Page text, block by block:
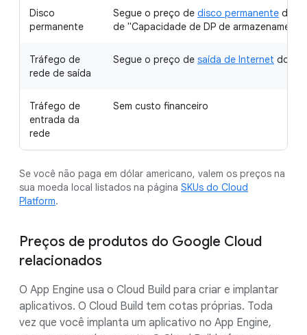
Disco
permanente
Segue o preço de disco permanente do
de "Capacidade de DP de
Tráfego de
rede de saída
Segue o preço de saída de Internet do
Tráfego de
entrada da
rede
Sem custo financeiro
Se você não paga em dólar americano, valem os preços na
sua moeda local listados na página SKUs do Cloud
Platform.
Preços de produtos do Google Cloud
relacionados
O App Engine usa o Cloud Build para criar e implantar
aplicativos. O Cloud Build tem cotas próprias. Toda
vez que você implanta um aplicativo no App Engine,